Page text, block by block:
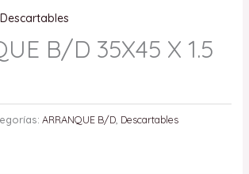
Descartables
B/D 35X45 X 1.5
ARRANQUE B/D, Descartables